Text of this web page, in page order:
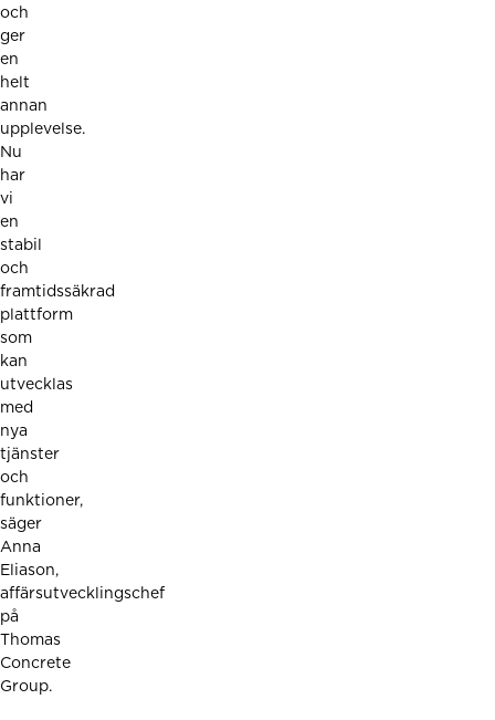
och
ger
en
helt
annan
upplevelse.
Nu
har
vi
en
stabil
och
framtidssäkrad
plattform
som
kan
utvecklas
med
nya
tjänster
och
funktioner,
säger
Anna
Eliason,
affärsutvecklingschef
på
Thomas
Concrete
Group.